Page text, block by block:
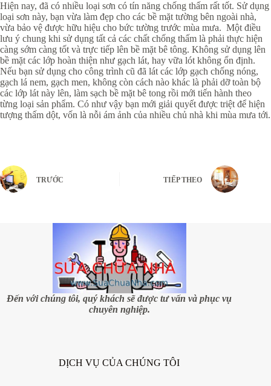
Hiện nay, đã có nhiều loại sơn có tín năng chống thấm rất tốt. Sử dụng
loại sơn này, bạn vừa làm đẹp cho các bề mặt tường bên ngoài nhà,
vừa bảo vệ được hữu hiệu cho bức tường trước mùa mưa. Một điều
lưu ý chung khi sử dụng tất cả các chất chống thấm là phải thực hiện
càng sớm càng tốt và trực tiếp lên bề mặt bê tông. Không sử dụng lên
bề mặt các lớp hoàn thiện như gạch lát, hay vữa lót không ổn định.
Nếu bạn sử dụng cho công trình cũ đã lát các lớp gạch chống nóng,
gạch lá nem, gạch men, không còn cách nào khác là phải dỡ toàn bộ
các lớp lát này lên, làm sạch bề mặt bê tong rồi mới tiến hành theo
từng loại sản phẩm. Có như vậy bạn mới giải quyết được triệt để hiện
tượng thấm dột, vốn là nỗi ám ảnh của nhiều chủ nhà khi mùa mưa tới.
TRƯỚC TIẾP THEO
Đến với chúng tôi, quý khách sẽ được tư vấn và phục vụ
chuyên nghiệp.
DỊCH VỤ CỦA CHÚNG TÔI